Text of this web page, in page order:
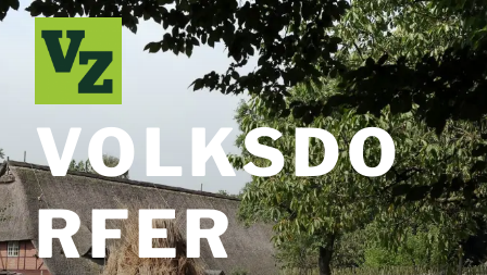
Zum
Inhalt
springen
VOLKSDO
RFER